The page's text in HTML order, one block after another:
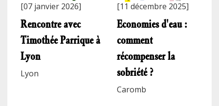
[07 janvier 2026]
Rencontre avec
Timothée Parrique à
Lyon
Lyon
[11 décembre 2025]
Economies d'eau :
comment
récompenser la
sobriété ?
Caromb